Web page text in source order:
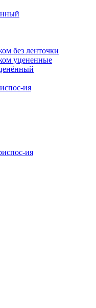
без ленточки
уцененные
ия
ия